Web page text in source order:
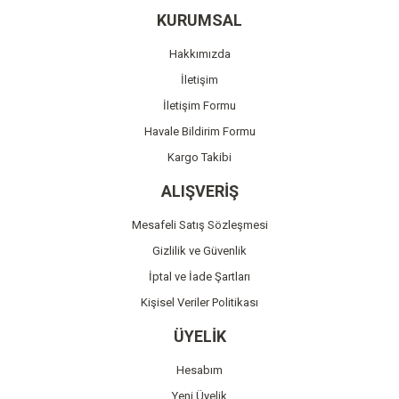
Ürün bilgilerinde hatalar bulunuyor.
Ürün fiyatı diğer sitelerden daha pahalı.
Bu ürüne benzer farklı alternatifler olmalı.
Gönder
KURUMSAL
Hakkımızda
İletişim
İletişim Formu
Havale Bildirim Formu
Kargo Takibi
ALIŞVERİŞ
Mesafeli Satış Sözleşmesi
Gizlilik ve Güvenlik
İptal ve İade Şartları
Kişisel Veriler Politikası
ÜYELİK
Hesabım
Yeni Üyelik